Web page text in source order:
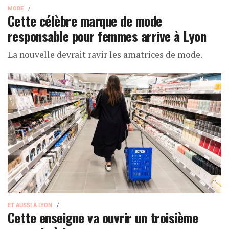
MODE
Cette célèbre marque de mode
responsable pour femmes arrive à Lyon
La nouvelle devrait ravir les amatrices de mode.
ET AUSSI À LYON
Cette enseigne va ouvrir un troisième